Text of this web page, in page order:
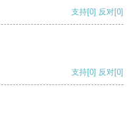
支持[0] 反对[0]
支持[0] 反对[0]